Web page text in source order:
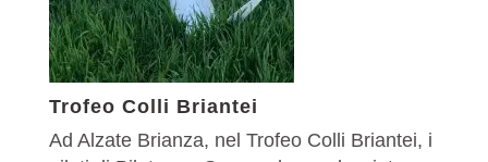
Trofeo Colli Briantei
Ad Alzate Brianza, nel Trofeo Colli Briantei, i